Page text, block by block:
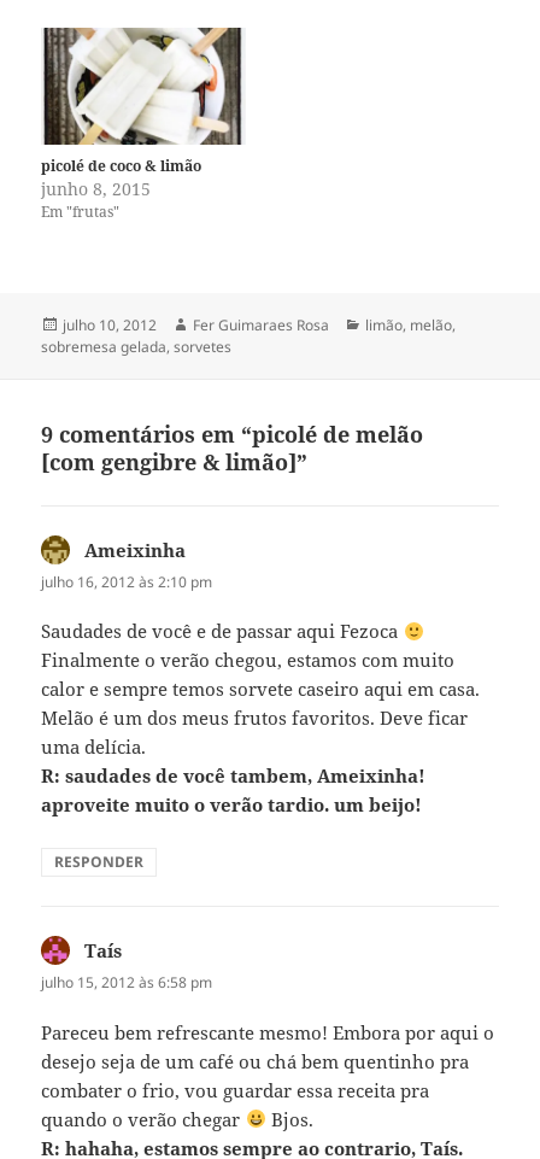
picolé de coco & limão
junho 8, 2015
Em "frutas"
Publicado
em
julho 10, 2012 Autor
Fer Guimaraes Rosa Categorias
limão, melão,
sobremesa gelada,sorvetes
9 comentários em “picolé de melão
[com gengibre & limão]”
Ameixinha
julho 16, 2012 às 2:10 pm
Saudades de você e de passar aqui Fezoca
Finalmente o verão chegou, estamos com muito
calor e sempre temos sorvete caseiro aqui em casa.
Melão é um dos meus frutos favoritos. Deve ficar
uma delícia.
R: saudades de você tambem, Ameixinha!
aproveite muito o verão tardio. um beijo!
RESPONDER
Taís
julho 15, 2012 às 6:58 pm
Pareceu bem refrescante mesmo! Embora por aqui o
desejo seja de um café ou chá bem quentinho pra
combater o frio, vou guardar essa receita pra
quando o verão chegar
Bjos.
R: hahaha, estamos sempre ao contrario, Taís.